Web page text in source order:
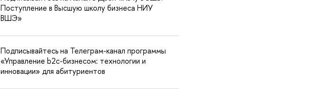
Поступление в Высшую школу бизнеса НИУ
ВШЭ»
Подписывайтесь на Телеграм-канал программы
«Управление b2c-бизнесом: технологии и
инновации» для абитуриентов